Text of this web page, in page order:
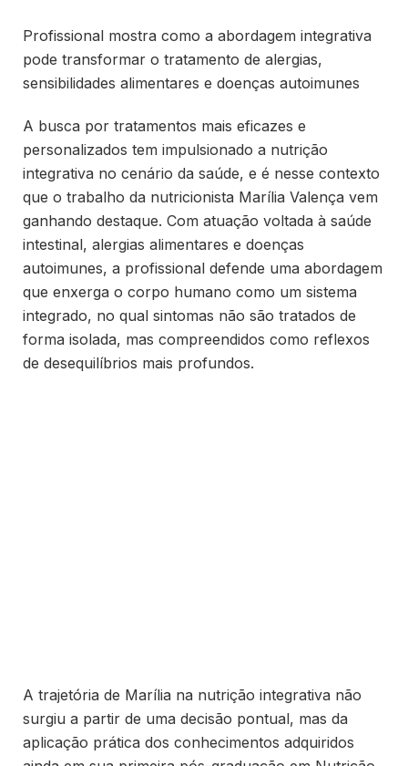
Profissional mostra como a abordagem integrativa
pode transformar o tratamento de alergias,
sensibilidades alimentares e doenças autoimunes
A busca por tratamentos mais eficazes e
personalizados tem impulsionado a nutrição
integrativa no cenário da saúde, e é nesse contexto
que o trabalho da nutricionista Marília Valença vem
ganhando destaque. Com atuação voltada à saúde
intestinal, alergias alimentares e doenças
autoimunes, a profissional defende uma abordagem
que enxerga o corpo humano como um sistema
integrado, no qual sintomas não são tratados de
forma isolada, mas compreendidos como reflexos
de desequilíbrios mais profundos.
A trajetória de Marília na nutrição integrativa não
surgiu a partir de uma decisão pontual, mas da
aplicação prática dos conhecimentos adquiridos